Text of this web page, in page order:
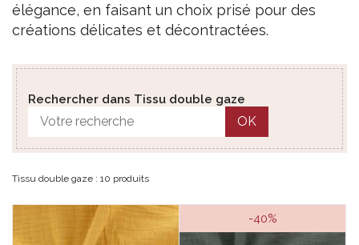
élégance, en faisant un choix prisé pour des
créations délicates et décontractées.
Rechercher dans Tissu double gaze
OK
Tissu double gaze : 10 produits
-40%